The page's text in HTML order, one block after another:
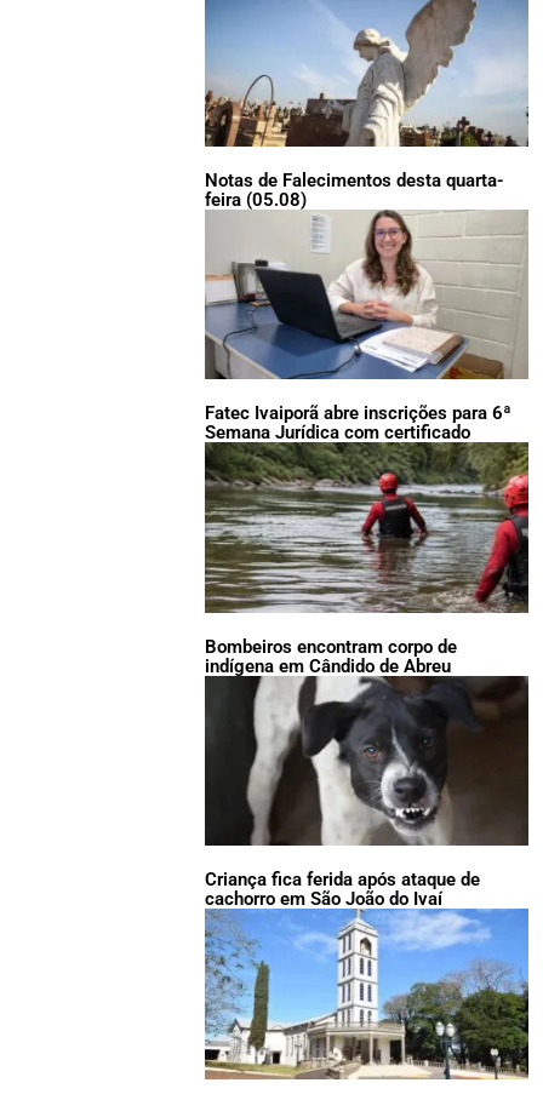
Notas de Falecimentos desta quarta-
feira (05.08)
Fatec Ivaiporã abre inscrições para 6ª
Semana Jurídica com certificado
Bombeiros encontram corpo de
indígena em Cândido de Abreu
Criança fica ferida após ataque de
cachorro em São João do Ivaí